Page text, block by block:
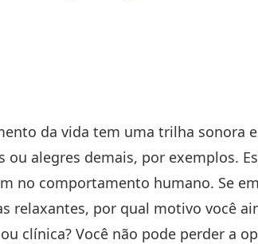
da vida tem uma trilha sonora
alegres demais, por exemplos.
no comportamento humano. Se
relaxantes, por qual motivo você
clínica? Você não pode perder a